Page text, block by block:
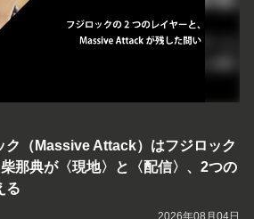
ク（Massive Attack）はフジロック
那典が〈現地〉と〈配信〉、2つの
る